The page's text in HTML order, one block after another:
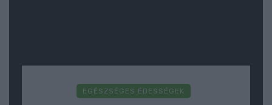
EGÉSZSÉGES ÉDESSÉGEK